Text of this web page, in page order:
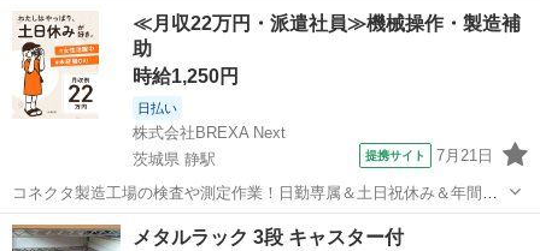
大阪 和泉市 収納家具 ワイヤーシェルフ
≪月収22万円・派遣社員≫機械操作・製造補
助
時給1,250円
日払い
株式会社BREXA Next
茨城県 静駅
提携サイト 7月21日
コネクタ製造工場の検査や測定作業！日勤専属＆土日祝休み＆年間休
日128日★クリーンルーム内作業★マイカー通勤OK＆無料駐車場あり
★就業先食堂利用可！日払い制度あり！《茨城県常陸大宮市》 人気の
茨城 常陸大宮市 その他
メタルラック 3段 キャスター付